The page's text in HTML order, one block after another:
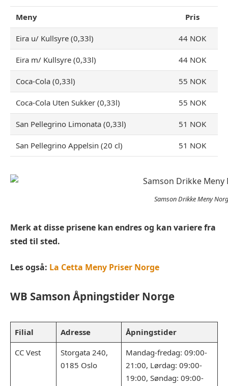
Meny Pris
Eira u/ Kullsyre (0,33l) 44 NOK
Eira m/ Kullsyre (0,33l) 44 NOK
Coca-Cola (0,33l) 55 NOK
Coca-Cola Uten Sukker (0,33l) 55 NOK
San Pellegrino Limonata (0,33l) 51 NOK
San Pellegrino Appelsin (20 cl) 51 NOK
Samson Drikke Meny
Merk at disse prisene kan endres og kan variere fra
sted til sted.
Les også: La Cetta Meny Priser Norge
WB Samson Åpningstider Norge
Filial Adresse
Åpningstider
CC Vest
Storgata 240,
0185 Oslo
Mandag-fredag: 09:00-
21:00, Lørdag: 09:00-
19:00, Søndag: 09:00-